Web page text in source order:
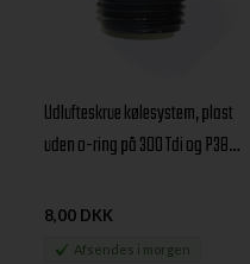
Udlufteskrue kølesystem, plast
uden o-ring på 300 Tdi og P38
8,00 DKK
Afsendes i morgen